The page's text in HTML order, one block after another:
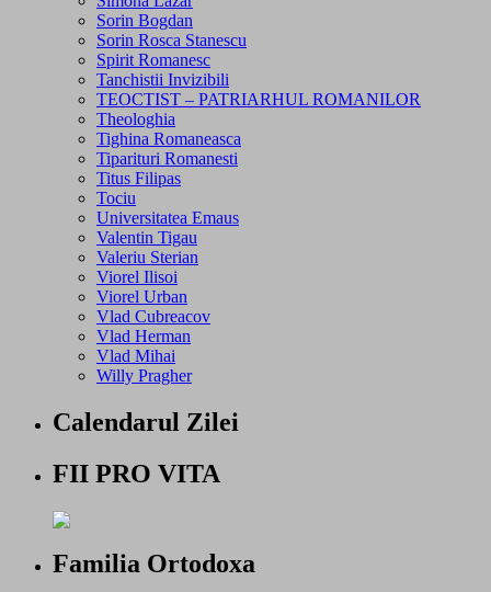
Sorin Bogdan
Sorin Rosca Stanescu
Spirit Romanesc
Tanchistii Invizibili
TEOCTIST – PATRIARHUL ROMANILOR
Theologhia
Tighina Romaneasca
Tiparituri Romanesti
Titus Filipas
Tociu
Universitatea Emaus
Valentin Tigau
Valeriu Sterian
Viorel Ilisoi
Viorel Urban
Vlad Cubreacov
Vlad Herman
Vlad Mihai
Willy Pragher
Calendarul Zilei
FII PRO VITA
Familia Ortodoxa